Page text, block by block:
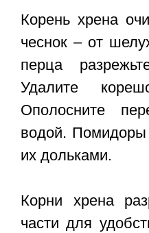
Корень хрена
чеснок – от
перца
Удалите
Ополосните
водой.
их дольками.
Корни хрена
части для